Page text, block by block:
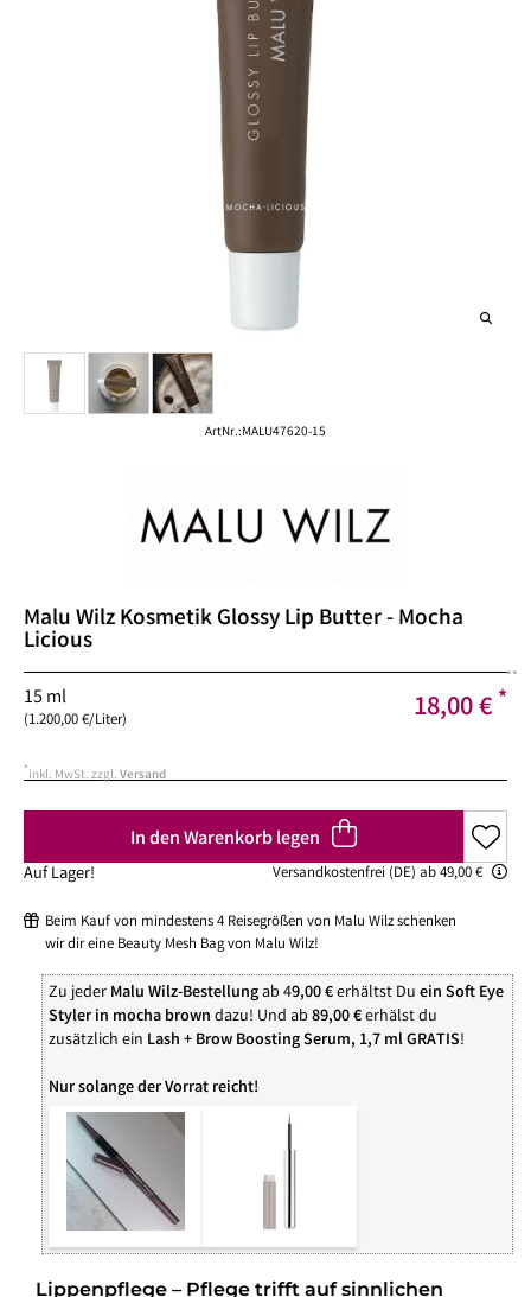
ArtNr.:MALU47620-15
Malu Wilz KosmetikGlossy Lip Butter - Mocha
Licious
**
15 ml
(1.200,00 €/Liter) 18,00 € *
*inkl. MwSt. zzgl.Versand
In den Warenkorb legen
Auf Lager! Versandkostenfrei (DE) ab 49,00 €
Beim Kauf von mindestens 4 Reisegrößen von Malu Wilz schenken
wir dir eine Beauty Mesh Bag von Malu Wilz!
Zu jeder Malu Wilz-Bestellungab 49,00 €erhältst Du ein Soft Eye
Styler in mocha brown dazu! Und ab 89,00 €erhälst du
zusätzlich ein Lash + Brow Boosting Serum, 1,7 ml GRATIS!
Nur solange der Vorrat reicht!
Lippenpflege – Pflege trifft auf sinnlichen